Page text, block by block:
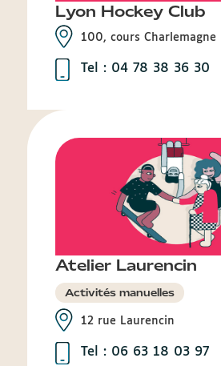
Lyon Hockey Club
100, cours Charlemagne
Tel : 04 78 38 36 30
Atelier Laurencin
Activités manuelles
12 rue Laurencin
Tel : 06 63 18 03 97